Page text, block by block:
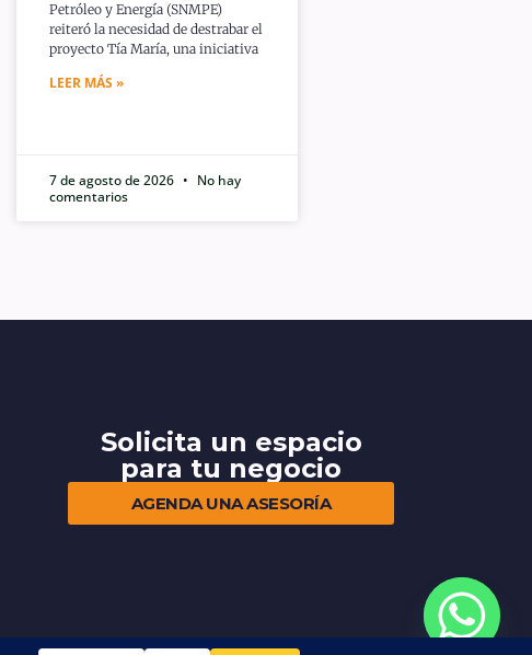
Petróleo y Energía (SNMPE)
reiteró la necesidad de destrabar el
proyecto Tía María, una iniciativa
LEER MÁS »
7 de agosto de 2026
No hay
comentarios
Solicita un espacio
para tu negocio
AGENDA UNA ASESORÍA